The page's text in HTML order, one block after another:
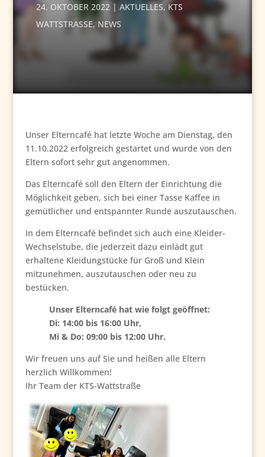
24. OKTOBER 2022 AKTUELLES, KTS
WATTSTRASSE , NEWS
Unser Elterncafé hat letzte Woche am Dienstag, den
11.10.2022 erfolgreich gestartet und wurde von den
Eltern sofort sehr gut angenommen.
Das Elterncafé soll den Eltern der Einrichtung die
Möglichkeit geben, sich bei einer Tasse Kaffee in
gemütlicher und entspannter Runde auszutauschen.
In dem Elterncafé befindet sich auch eine Kleider-
Wechselstube, die jederzeit dazu einlädt gut
erhaltene Kleidungstücke für Groß und Klein
mitzunehmen, auszutauschen oder neu zu
bestücken.
Unser Elterncafé hat wie folgt geöffnet:
Di: 14:00 bis 16:00 Uhr,
Mi & Do: 09:00 bis 12:00 Uhr.
Wir freuen uns auf Sie und heißen alle Eltern
herzlich Willkommen!
Ihr Team der KTS-Wattstraße